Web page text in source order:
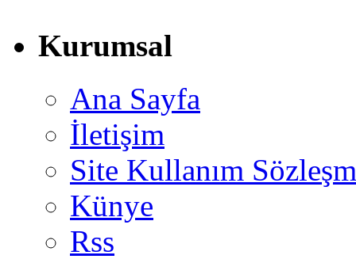
Kurumsal
Ana Sayfa
İletişim
Site Kullanım
Künye
Rss